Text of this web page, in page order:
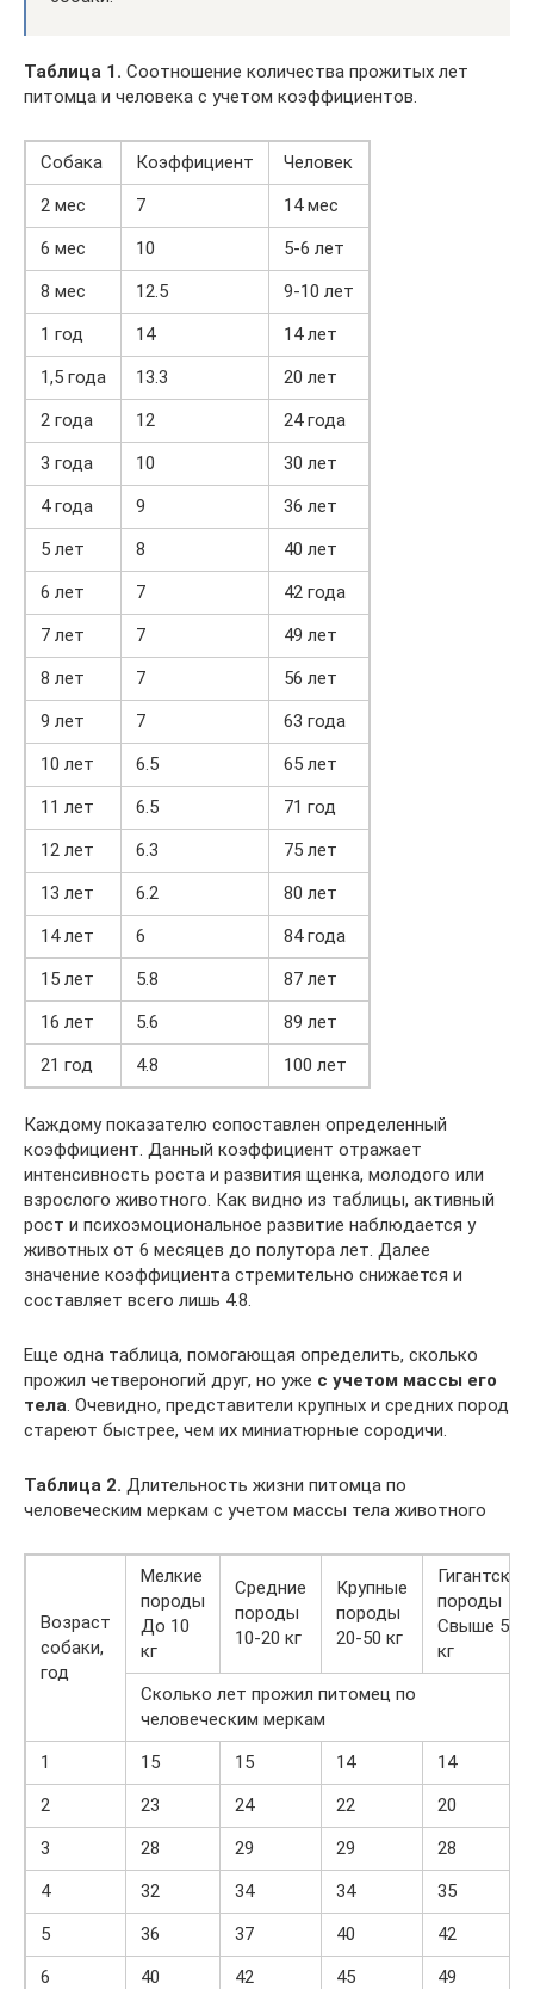
Таблица 1. Соотношение количества прожитых лет
питомца и человека с учетом коэффициентов.
Собака Коэффициент
Человек
2 мес
7
14 мес
6 мес
10
5-6 лет
8 мес
12.5
9-10 лет
1 год
14
14 лет
1,5 года
13.3
20 лет
2 года
12
24 года
3 года
10
30 лет
4 года
9
36 лет
5 лет
8
40 лет
6 лет
7
42 года
7 лет
7
49 лет
8 лет
7
56 лет
9 лет
7
63 года
10 лет
6.5
65 лет
11 лет
6.5
71 год
12 лет
6.3
75 лет
13 лет
6.2
80 лет
14 лет
6
84 года
15 лет
5.8
87 лет
16 лет
5.6
89 лет
21 год
4.8 100 лет
Каждому показателю сопоставлен определенный
коэффициент. Данный коэффициент отражает
интенсивность роста и развития щенка, молодого или
взрослого животного. Как видно из таблицы, активный
рост и психоэмоциональное развитие наблюдается у
животных от 6 месяцев до полутора лет. Далее
значение коэффициента стремительно снижается и
составляет всего лишь 4.8.
Еще одна таблица, помогающая определить, сколько
прожил четвероногий друг, но уже с учетом массы его
тела . Очевидно, представители крупных и средних пород
стареют быстрее, чем их миниатюрные сородичи.
Таблица 2. Длительность жизни питомца по
человеческим меркам с учетом массы тела животного
Возраст
собаки,
год
Мелкие
породы
До 10
кг
Средние
породы
10-20 кг
Крупные
породы
20-50 кг
Гигантские
породы
Свыше 50
кг
Сколько лет прожил питомец по
человеческим меркам
1
15 15 14
14
2
23 24 22
20
3
28 29 29
28
4
32 34 34
35
5
36 37 40
42
6
40 42 45
49